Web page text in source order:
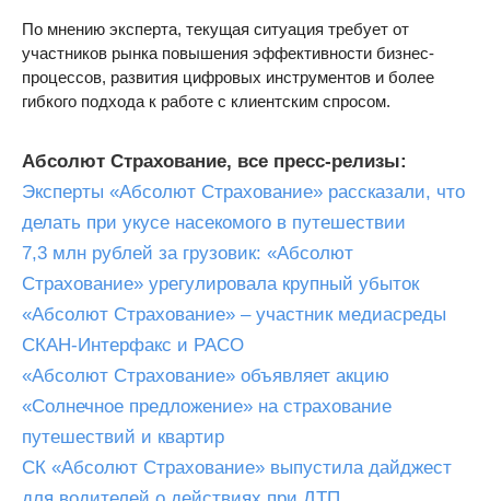
По мнению эксперта, текущая ситуация требует от
участников рынка повышения эффективности бизнес-
процессов, развития цифровых инструментов и более
гибкого подхода к работе с клиентским спросом.
Абсолют Страхование, все пресс-релизы:
Эксперты «Абсолют Страхование» рассказали, что
делать при укусе насекомого в путешествии
7,3 млн рублей за грузовик: «Абсолют
Страхование» урегулировала крупный убыток
«Абсолют Страхование» – участник медиасреды
СКАН-Интерфакс и РАСО
«Абсолют Страхование» объявляет акцию
«Солнечное предложение» на страхование
путешествий и квартир
СК «Абсолют Страхование» выпустила дайджест